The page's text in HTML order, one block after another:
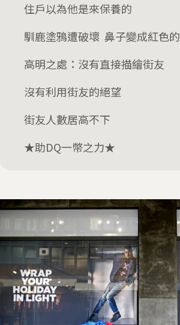
住戶以為他是來保養的
馴鹿塗鴉遭破壞 鼻子變成紅色的
高明之處：沒有直接描繪街友
沒有利用街友的絕望
街友人數居高不下
★助DQ一幣之力★